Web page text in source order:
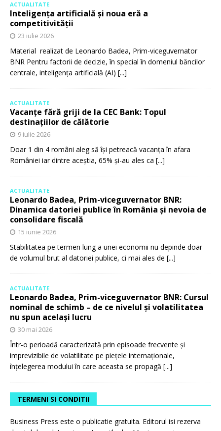
ACTUALITATE
Inteligența artificială și noua eră a
competitivității
23 iulie 2026
Material realizat de Leonardo Badea, Prim-viceguvernator
BNR Pentru factorii de decizie, în special în domeniul băncilor
centrale, inteligența artificială (AI) [...]
ACTUALITATE
Vacanțe fără griji de la CEC Bank: Topul
destinațiilor de călătorie
9 iulie 2026
Doar 1 din 4 români aleg să își petreacă vacanța în afara
României iar dintre aceștia, 65% și-au ales ca [...]
ACTUALITATE
Leonardo Badea, Prim-viceguvernator BNR:
Dinamica datoriei publice în România și nevoia de
consolidare fiscală
15 iunie 2026
Stabilitatea pe termen lung a unei economii nu depinde doar
de volumul brut al datoriei publice, ci mai ales de [...]
ACTUALITATE
Leonardo Badea, Prim-viceguvernator BNR: Cursul
nominal de schimb – de ce nivelul și volatilitatea
nu spun același lucru
30 mai 2026
Într-o perioadă caracterizată prin episoade frecvente și
imprevizibile de volatilitate pe piețele internaționale,
înțelegerea modului în care aceasta se propagă [...]
TERMENI SI CONDITII
Business Press este o publicatie gratuita. Editorul isi rezerva